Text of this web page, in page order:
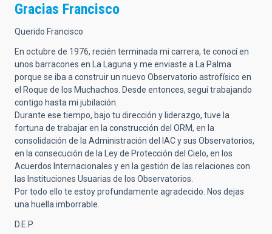
Gracias Francisco
Querido Francisco
En octubre de 1976, recién terminada mi carrera, te conocí en
unos barracones en La Laguna y me enviaste a La Palma
porque se iba a construir un nuevo Observatorio astrofísico en
el Roque de los Muchachos. Desde entonces, seguí trabajando
contigo hasta mi jubilación.
Durante ese tiempo, bajo tu dirección y liderazgo, tuve la
fortuna de trabajar en la construcción del ORM, en la
consolidación de la Administración del IAC y sus Observatorios,
en la consecución de la Ley de Protección del Cielo, en los
Acuerdos Internacionales y en la gestión de las relaciones con
las Instituciones Usuarias de los Observatorios.
Por todo ello te estoy profundamente agradecido. Nos dejas
una huella imborrable.
D.E.P.